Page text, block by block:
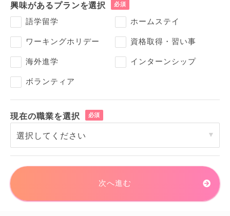
興味があるプランを選択
語学留学 ホームステイ
ワーキングホリデー 資格取得・習い事
海外進学 インターンシップ
ボランティア
現在の職業を選択
次へ進む